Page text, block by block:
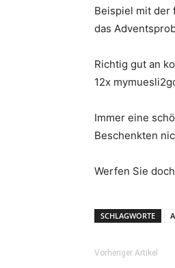
Beispiel mit der
das
Richtig gut an
12x
Immer eine
Beschenkten
Werfen Sie
SCHLAGWORTE
Vorheriger Artikel